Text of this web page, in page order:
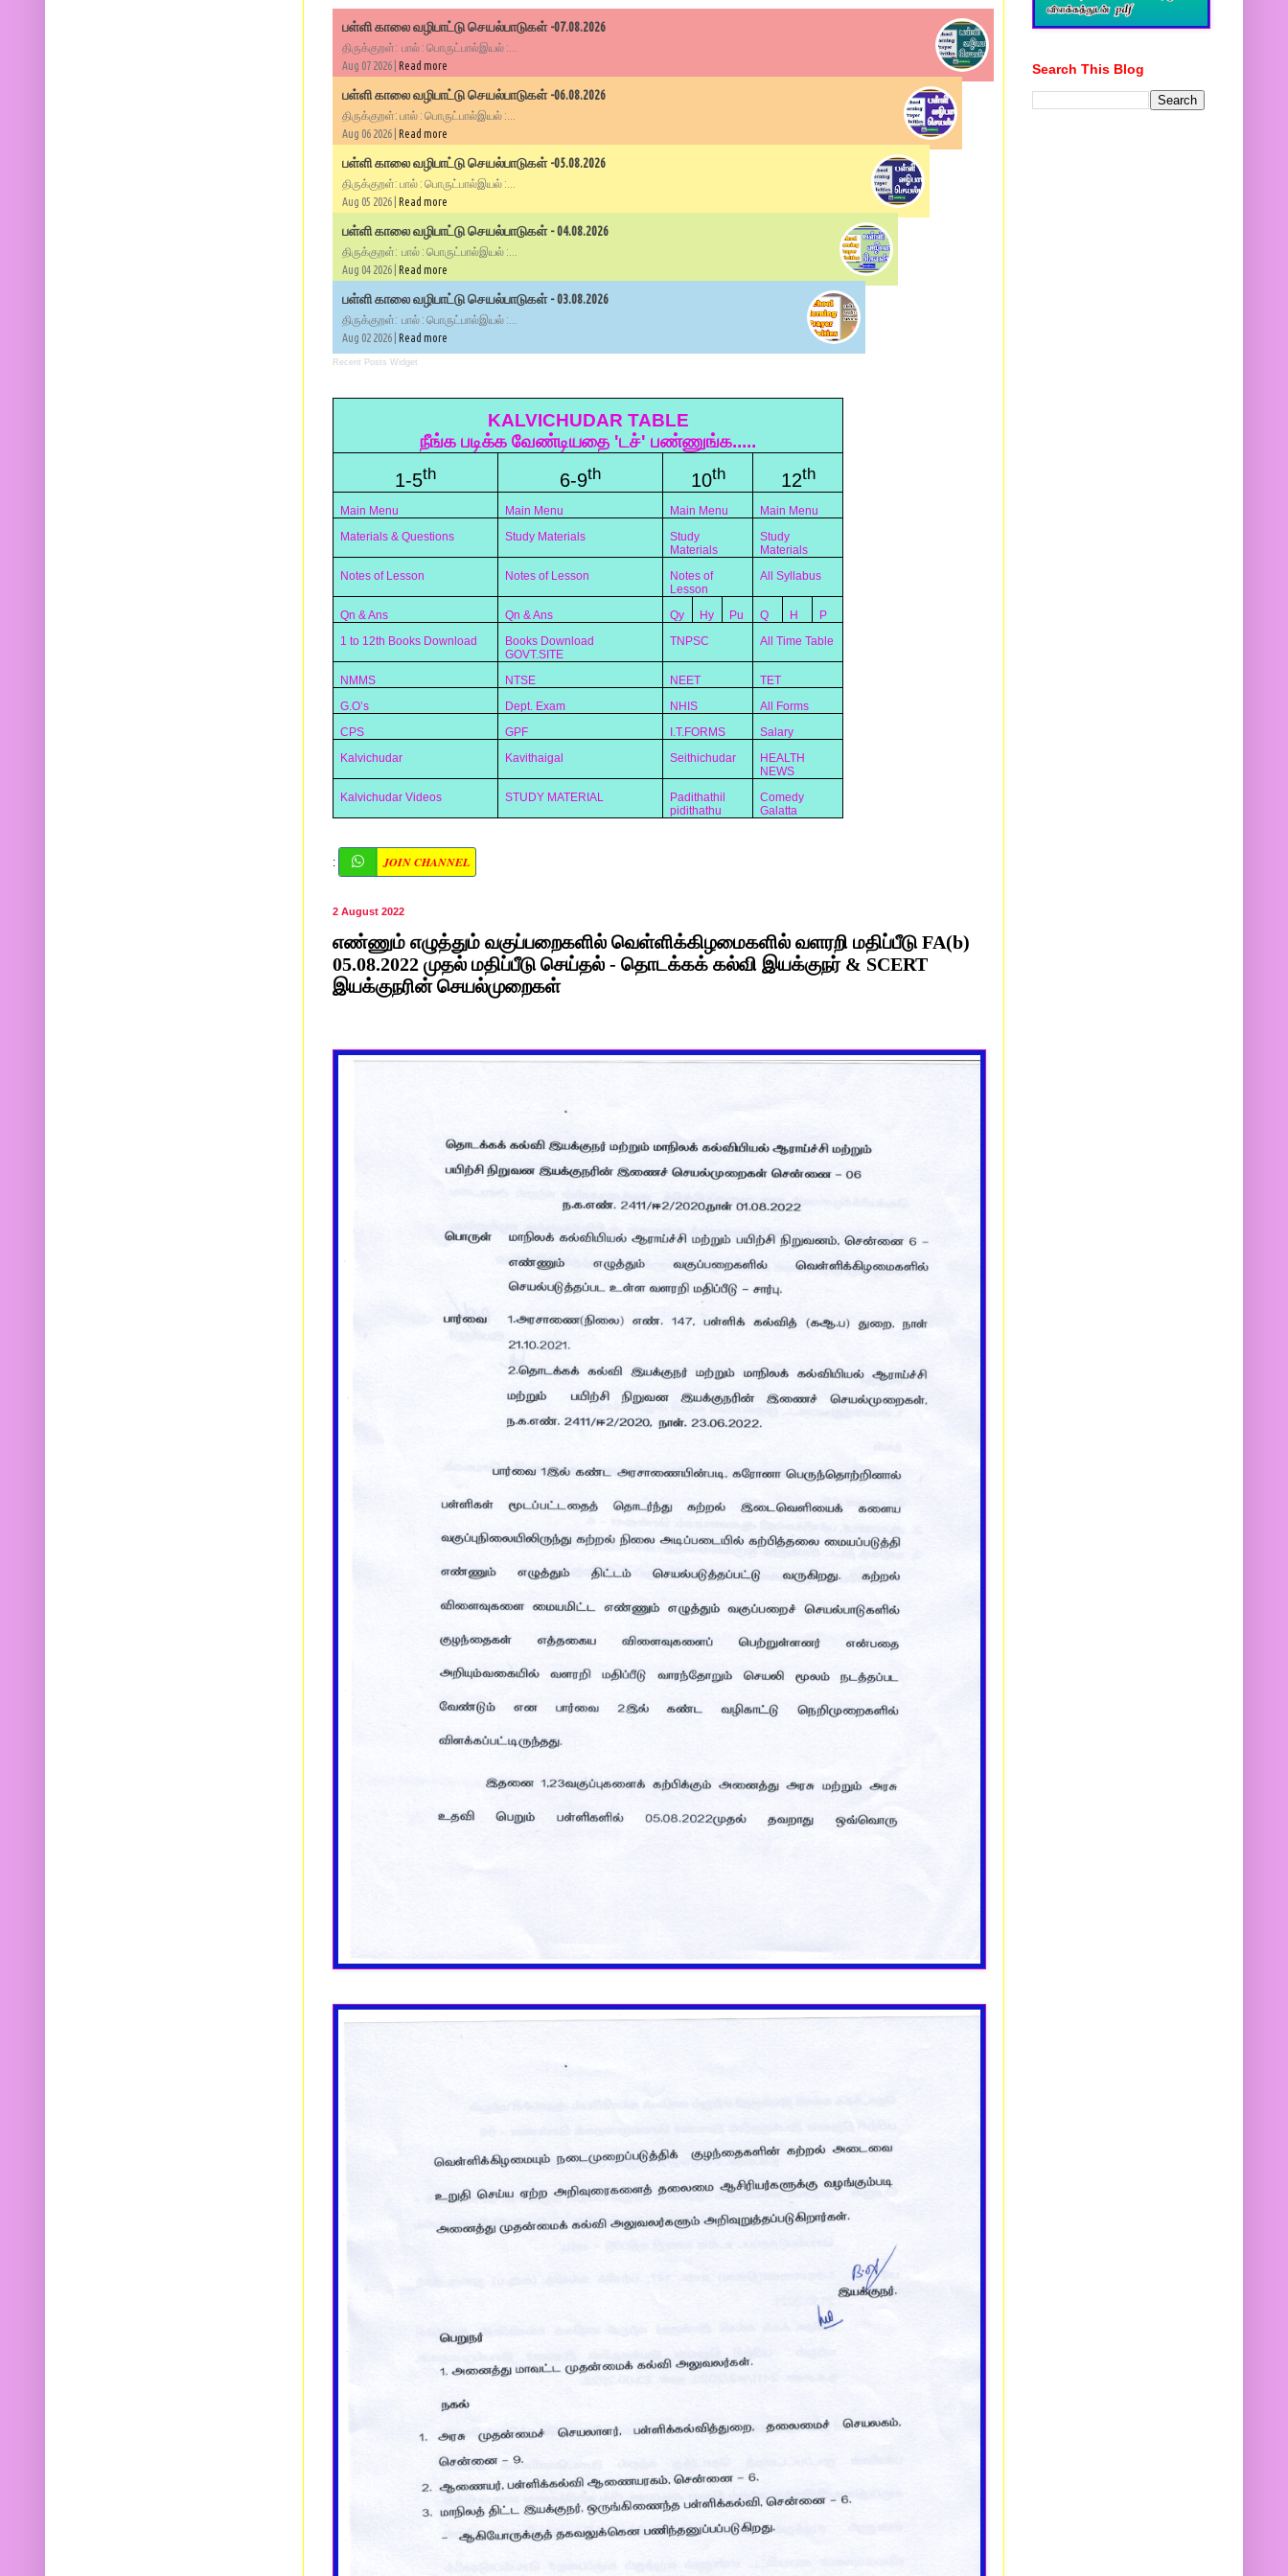
பள்ளி காலை வழிபாட்டு செயல்பாடுகள் -07.08.2026
திருக்குறள்: பால் : பொருட்பால்இயல் :...
Aug 07 2026 | Read more
பள்ளி காலை வழிபாட்டு செயல்பாடுகள் -06.08.2026
திருக்குறள்: பால் : பொருட்பால்இயல் :...
Aug 06 2026 | Read more
பள்ளி காலை வழிபாட்டு செயல்பாடுகள் -05.08.2026
திருக்குறள்: பால் : பொருட்பால்இயல் :...
Aug 05 2026 | Read more
பள்ளி காலை வழிபாட்டு செயல்பாடுகள் - 04.08.2026
திருக்குறள்: பால் : பொருட்பால்இயல் :...
Aug 04 2026 | Read more
பள்ளி காலை வழிபாட்டு செயல்பாடுகள் - 03.08.2026
திருக்குறள்: பால் : பொருட்பால்இயல் :...
Aug 02 2026 | Read more
Recent Posts Widget
KALVICHUDAR TABLE
நீங்க படிக்க வேண்டியதை 'டச்' பண்ணுங்க.....
1-5th 6-9th 10th 12th
Main Menu Main Menu Main Menu
Main Menu
Materials & Questions
Study Materials
Study
Materials
Study
Materials
Notes of Lesson
Notes of Lesson
Notes of
Lesson
All Syllabus
Qn & Ans Qn & Ans Qy Hy Pu Q H
P
1 to 12th Books Download
Books Download
GOVT.SITE
TNPSC All Time Table
NMMS NTSE NEET
TET
G.O’s
Dept. Exam NHIS
All Forms
CPS
GPF I.T.FORMS
Salary
Kalvichudar
Kavithaigal Seithichudar
HEALTH
NEWS
Kalvichudar Videos
STUDY MATERIAL
Padithathil
pidithathu
Comedy
Galatta
: JOIN CHANNEL
2 August 2022
எண்ணும் எழுத்தும் வகுப்பறைகளில் வெள்ளிக்கிழமைகளில் வளரறி மதிப்பீடு FA(b)
05.08.2022 முதல் மதிப்பீடு செய்தல் - தொடக்கக் கல்வி இயக்குநர் & SCERT
இயக்குநரின் செயல்முறைகள்
Search This Blog